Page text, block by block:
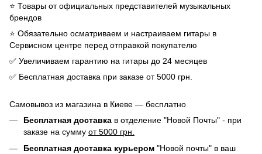
⭐️ Товары от официальных представителей музыкальных
брендов
⭐️ Обязательно осматриваем и настраиваем гитары в
Сервисном центре перед отправкой покупателю
✅ Увеличиваем гарантию на гитары до 24 месяцев
✅ Бесплатная доставка при заказе от 5000 грн.
Самовывоз из магазина в Киеве — бесплатно
Бесплатная доставка в отделение "Новой Почты" - при
заказе на сумму от 5000 грн.
Бесплатная доставка курьером "Новой почты" в ваш